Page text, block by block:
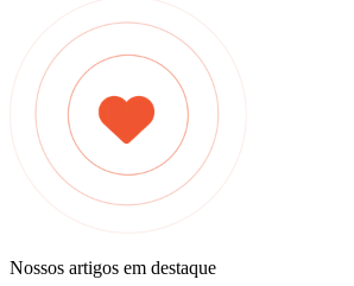
Nossos artigos em destaque